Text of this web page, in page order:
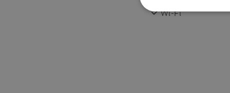
sovrummet finns två våningssängar.
Wi-Fi